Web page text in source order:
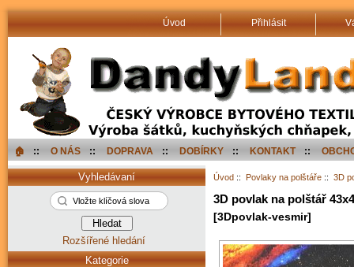
Úvod Přihlásit
🏠︎ :: O NÁS :: DOPRAVA :: DOBÍRKY :: KONTAKT ::
Úvod :: Povlaky na polštáře :: 3D
3D povlak na polštář
[3Dpovlak-vesmir]
Vyhledávaní
Rozšířené hledání
Kategorie